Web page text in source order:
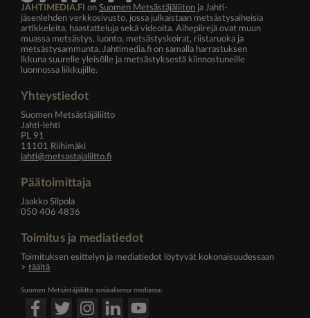
JAHTIMEDIA.FI on Suomen Metsästäjäliiton ja Jahti-
jäsenlehden verkkosivusto, jossa julkaistaan metsästysaiheisia
artikkeleita, haastatteluja sekä videoita. Aihepiirejä ovat muun
muassa metsästys, luonto, metsästyskoirat, riistaruoka ja
metsästysammunta. Jahtimedia.fi on samalla harrastuksen
ikkuna suurelle yleisölle ja metsästyksestä kiinnostuneille
luonnossa liikkujille.
Yhteystiedot
Suomen Metsästäjäliitto
Jahti-lehti
PL 91
11101 Riihimäki
jahti@metsastajaliitto.fi
Päätoimittaja
Jaakko Silpola
050 406 4836
Toimitus ja mediatiedot
Toimituksen esittelyn ja mediatiedot löytyvät kokonaisuudessaan
> täältä
Suomen Metsästäjäliitto sosiaalisessa mediassa: